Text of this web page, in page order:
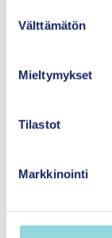
Välttämätön
Mieltymykset
Tilastot
Markkinointi